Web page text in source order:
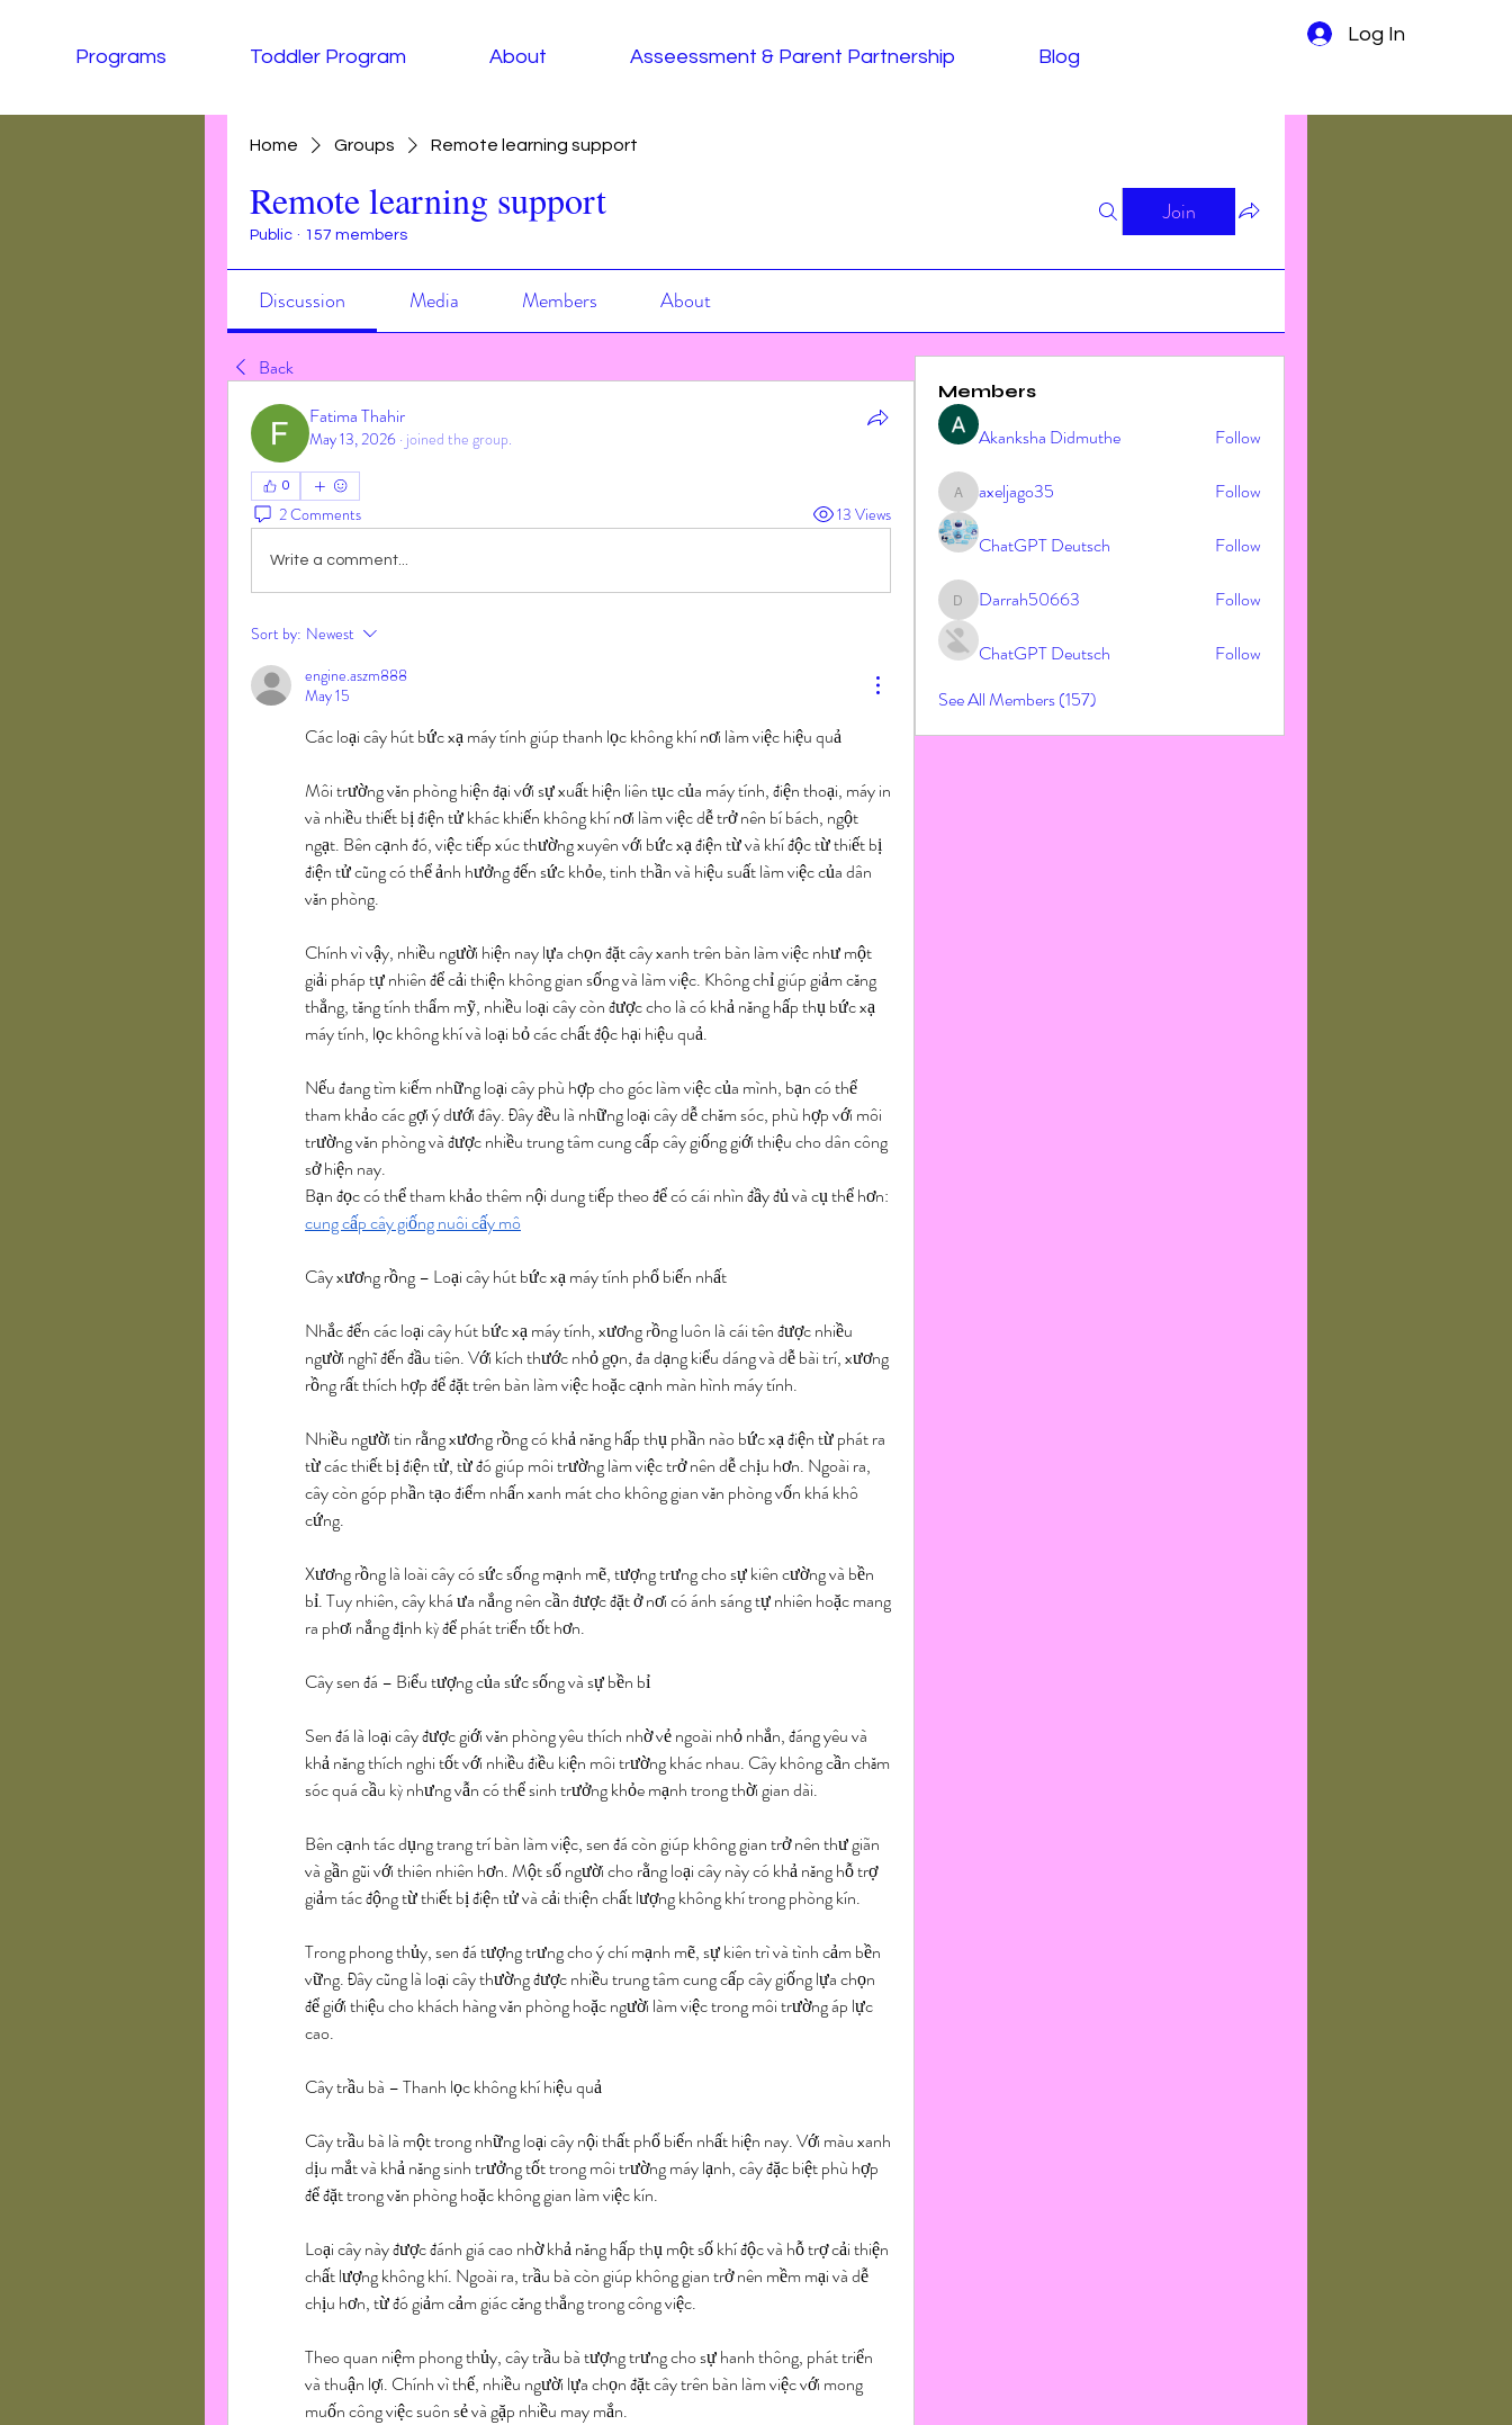
Log In
Programs
Toddler Program About Asseessment & Parent Partnership Blog
Home Groups Remote learning support
Remote learning support
Public · 157 members
Join
Discussion Media Members About
Back
Fatima Thahir
May 13, 2026 · joined the group.
0
2 Comments 13 Views
Write a comment...
Sort by: Newest
engine.aszm888
May 15
Các loại cây hút bức xạ máy tính giúp thanh lọc không khí nơi làm việc hiệu quả
Môi trường văn phòng hiện đại với sự xuất hiện liên tục của máy tính, điện thoại, máy in
và nhiều thiết bị điện tử khác khiến không khí nơi làm việc dễ trở nên bí bách, ngột
ngạt. Bên cạnh đó, việc tiếp xúc thường xuyên với bức xạ điện từ và khí độc từ thiết bị
điện tử cũng có thể ảnh hưởng đến sức khỏe, tinh thần và hiệu suất làm việc của dân
văn phòng.
Chính vì vậy, nhiều người hiện nay lựa chọn đặt cây xanh trên bàn làm việc như một
giải pháp tự nhiên để cải thiện không gian sống và làm việc. Không chỉ giúp giảm căng
thẳng, tăng tính thẩm mỹ, nhiều loại cây còn được cho là có khả năng hấp thụ bức xạ
máy tính, lọc không khí và loại bỏ các chất độc hại hiệu quả.
Nếu đang tìm kiếm những loại cây phù hợp cho góc làm việc của mình, bạn có thể
tham khảo các gợi ý dưới đây. Đây đều là những loại cây dễ chăm sóc, phù hợp với môi
trường văn phòng và được nhiều trung tâm cung cấp cây giống giới thiệu cho dân công
sở hiện nay.
cung cấp cây giống nuôi cấy mô
Cây xương rồng – Loại cây hút bức xạ máy tính phổ biến nhất
Nhắc đến các loại cây hút bức xạ máy tính, xương rồng luôn là cái tên được nhiều
người nghĩ đến đầu tiên. Với kích thước nhỏ gọn, đa dạng kiểu dáng và dễ bài trí, xương
rồng rất thích hợp để đặt trên bàn làm việc hoặc cạnh màn hình máy tính.
Nhiều người tin rằng xương rồng có khả năng hấp thụ phần nào bức xạ điện từ phát ra
từ các thiết bị điện tử, từ đó giúp môi trường làm việc trở nên dễ chịu hơn. Ngoài ra,
cây còn góp phần tạo điểm nhấn xanh mát cho không gian văn phòng vốn khá khô
cứng.
Xương rồng là loài cây có sức sống mạnh mẽ, tượng trưng cho sự kiên cường và bền
bỉ. Tuy nhiên, cây khá ưa nắng nên cần được đặt ở nơi có ánh sáng tự nhiên hoặc mang
ra phơi nắng định kỳ để phát triển tốt hơn.
Cây sen đá – Biểu tượng của sức sống và sự bền bỉ
Sen đá là loại cây được giới văn phòng yêu thích nhờ vẻ ngoài nhỏ nhắn, đáng yêu và
khả năng thích nghi tốt với nhiều điều kiện môi trường khác nhau. Cây không cần chăm
sóc quá cầu kỳ nhưng vẫn có thể sinh trưởng khỏe mạnh trong thời gian dài.
Bên cạnh tác dụng trang trí bàn làm việc, sen đá còn giúp không gian trở nên thư giãn
và gần gũi với thiên nhiên hơn. Một số người cho rằng loại cây này có khả năng hỗ trợ
giảm tác động từ thiết bị điện tử và cải thiện chất lượng không khí trong phòng kín.
Trong phong thủy, sen đá tượng trưng cho ý chí mạnh mẽ, sự kiên trì và tình cảm bền
vững. Đây cũng là loại cây thường được nhiều trung tâm cung cấp cây giống lựa chọn
để giới thiệu cho khách hàng văn phòng hoặc người làm việc trong môi trường áp lực
cao.
Cây trầu bà – Thanh lọc không khí hiệu quả
Cây trầu bà là một trong những loại cây nội thất phổ biến nhất hiện nay. Với màu xanh
dịu mắt và khả năng sinh trưởng tốt trong môi trường máy lạnh, cây đặc biệt phù hợp
để đặt trong văn phòng hoặc không gian làm việc kín.
Loại cây này được đánh giá cao nhờ khả năng hấp thụ một số khí độc và hỗ trợ cải thiện
chất lượng không khí. Ngoài ra, trầu bà còn giúp không gian trở nên mềm mại và dễ
chịu hơn, từ đó giảm cảm giác căng thẳng trong công việc.
Theo quan niệm phong thủy, cây trầu bà tượng trưng cho sự hanh thông, phát triển
và thuận lợi. Chính vì thế, nhiều người lựa chọn đặt cây trên bàn làm việc với mong
muốn công việc suôn sẻ và gặp nhiều may mắn.
Members
Akanksha Didmuthe Follow
axeljago35
axeljago35 Follow
ChatGPT Deutsch Follow
Darrah50663
Darrah50663 Follow
ChatGPT Deutsch
Follow
See All Members (157)